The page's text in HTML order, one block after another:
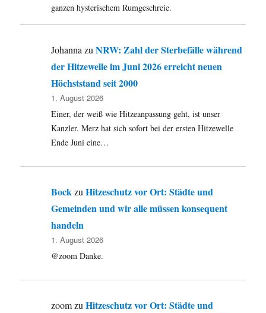
ganzen hysterischem Rumgeschreie.
Johanna zuNRW: Zahl der Sterbefälle während
der Hitzewelle im Juni 2026 erreicht neuen
Höchststand seit 2000
1. August 2026
Einer, der weiß wie Hitzeanpassung geht, ist unser
Kanzler. Merz hat sich sofort bei der ersten Hitzewelle
Ende Juni eine…
BockzuHitzeschutz vor Ort: Städte und
Gemeinden und wir alle müssen konsequent
handeln
1. August 2026
@zoom Danke.
zoomzuHitzeschutz vor Ort: Städte und